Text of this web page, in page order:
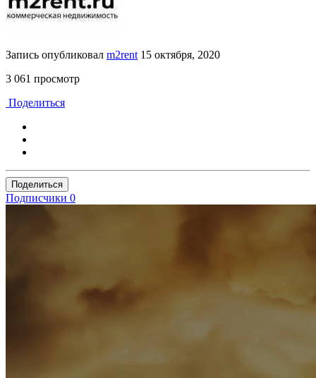
Запись опубликовал m2rent 15 октября, 2020
3 061 просмотр
Поделиться
Поделиться
Подписчики 0